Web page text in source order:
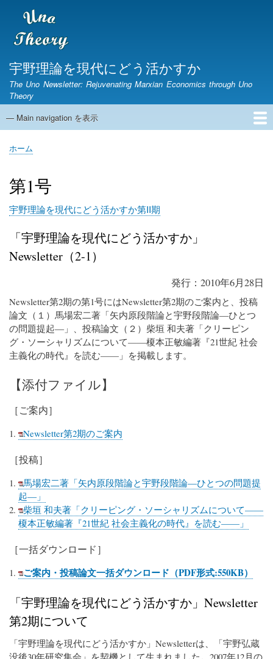
ン
テ
ン
移
宇野理論を現代にどう活かすか
The Uno Newsletter: Rejuvenating Marxian Economics through Uno
Theory
Main
— Main navigation を表示
ホーム
ニュースレター
宇野弘蔵没後30年研究集会
第1期ニュースレター
English Page
パ
く
ず
ホーム
第1号
宇野理論を現代にどう活かすか第II期
「宇野理論を現代にどう活かすか」
Newsletter（2-1）
発行：2010年6月28日
Newsletter第2期の第1号にはNewsletter第2期のご案内と、投稿
論文（１）馬場宏二著「矢内原段階論と宇野段階論―ひとつ
の問題提起―」、投稿論文（２）柴垣 和夫著「クリーピン
グ・ソーシャリズムについて——榎本正敏編著『21世紀 社会
主義化の時代』を読む——」を掲載します。
【添付ファイル】
［ご案内］
Newsletter第2期のご案内
［投稿］
馬場宏二著「矢内原段階論と宇野段階論―ひとつの問題提
起―」
柴垣 和夫著「クリーピング・ソーシャリズムについて——
榎本正敏編著『21世紀 社会主義化の時代』を読む——」
［一括ダウンロード］
ご案内・投稿論文一括ダウンロード（PDF形式:550KB）
「宇野理論を現代にどう活かすか」Newsletter
第2期について
「宇野理論を現代にどう活かすか」Newsletterは、「宇野弘蔵